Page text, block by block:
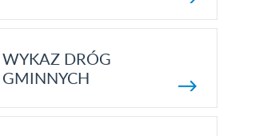
WYKAZ DRÓG
GMINNYCH